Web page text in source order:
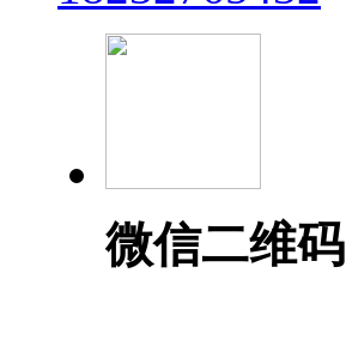
微信二维码